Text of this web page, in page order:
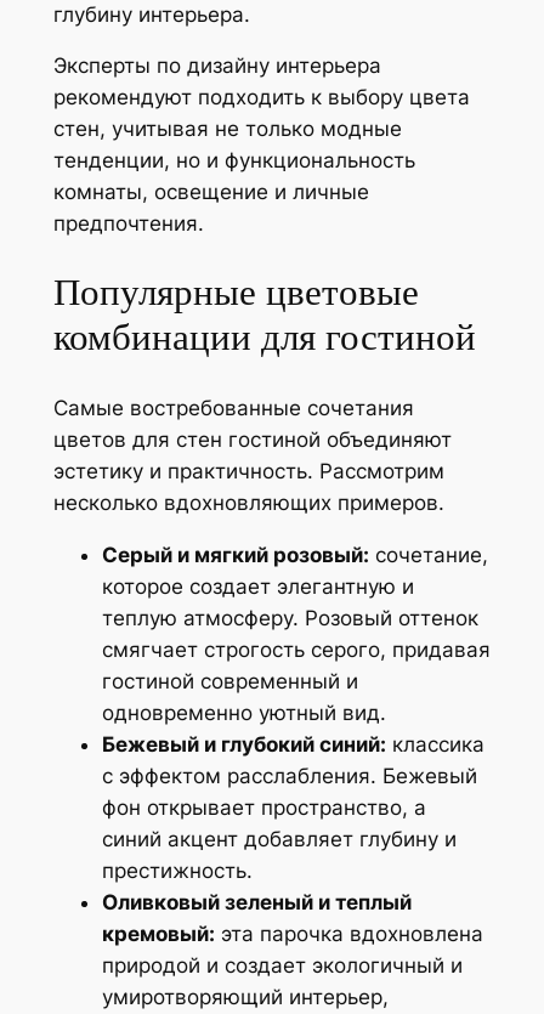
глубину интерьера.
Эксперты по дизайну интерьера
рекомендуют подходить к выбору цвета
стен, учитывая не только модные
тенденции, но и функциональность
комнаты, освещение и личные
предпочтения.
Популярные цветовые
комбинации для гостиной
Самые востребованные сочетания
цветов для стен гостиной объединяют
эстетику и практичность. Рассмотрим
несколько вдохновляющих примеров.
Серый и мягкий розовый: сочетание,
которое создает элегантную и
теплую атмосферу. Розовый оттенок
смягчает строгость серого, придавая
гостиной современный и
одновременно уютный вид.
Бежевый и глубокий синий: классика
с эффектом расслабления. Бежевый
фон открывает пространство, а
синий акцент добавляет глубину и
престижность.
Оливковый зеленый и теплый
кремовый: эта парочка вдохновлена
природой и создает экологичный и
умиротворяющий интерьер,